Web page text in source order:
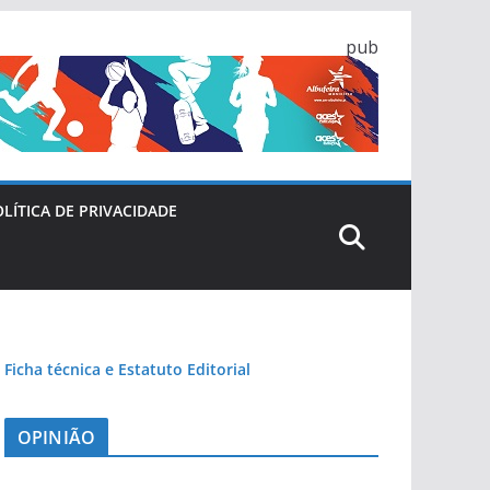
pub
DE PRIVACIDADE
Ficha técnica e Estatuto Editorial
OPINIÃO